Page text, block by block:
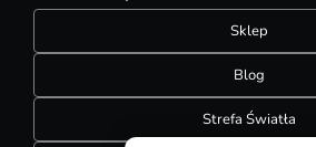
Sklep
Blog
Strefa Światła